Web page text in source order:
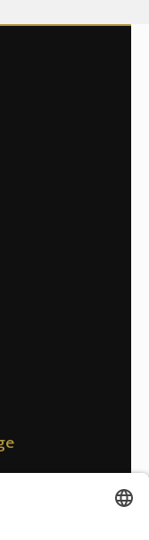
so wichtig ist
Rechenzentren bei